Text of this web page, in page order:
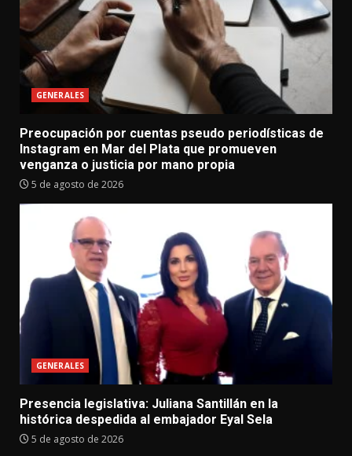
GENERALES
Preocupación por cuentas pseudo periodísticas de
Instagram en Mar del Plata que promueven
venganza o justicia por mano propia
5 de agosto de 2026
GENERALES
Presencia legislativa: Juliana Santillán en la
histórica despedida al embajador Eyal Sela
5 de agosto de 2026